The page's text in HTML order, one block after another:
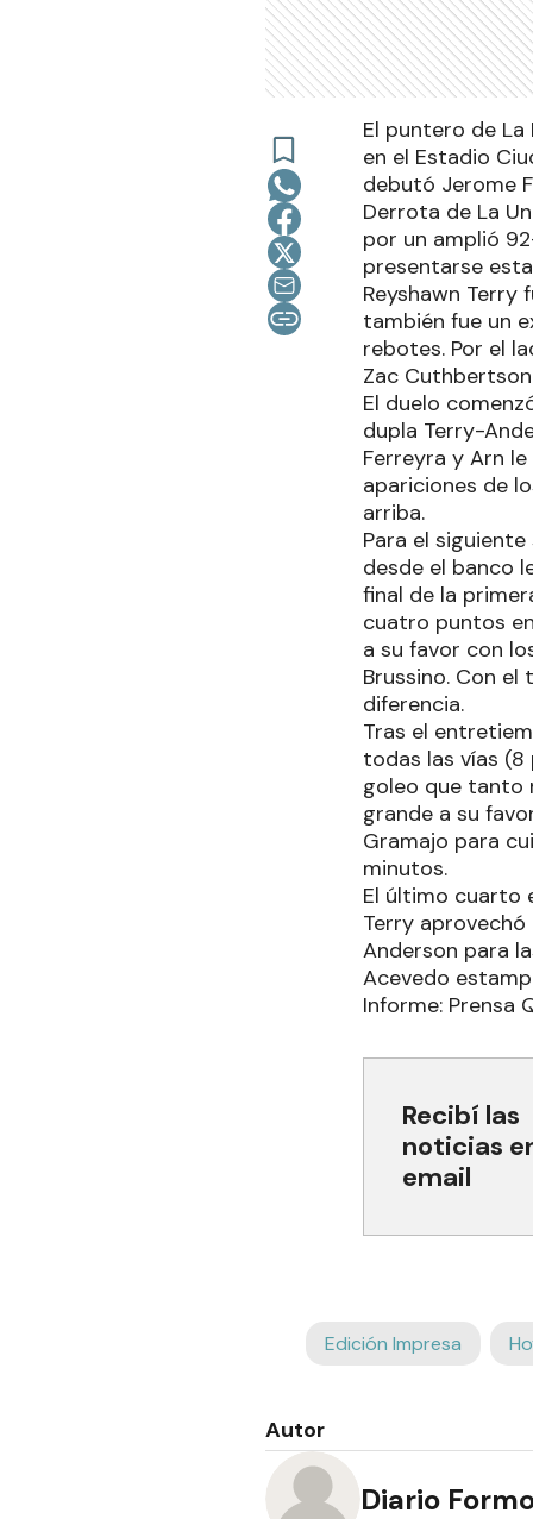
El puntero de
en el Estadio
debutó Jerome
Derrota de La
por un amplió
presentarse
Reyshawn
también fue un
rebotes. Por el
Zac
El duelo
dupla Terry-
Ferreyra y Arn
apariciones de
arriba.
Para el
desde el banco
final de la
cuatro puntos
a su favor con
Brussino. Con
diferencia.
Tras el
todas las vías
goleo que tanto
grande a su
Gramajo para
minutos.
El último cuarto
Terry
Anderson para
Acevedo
Informe: Prensa
Recibí las
noticias
email
Edición Impresa
Autor
Diario